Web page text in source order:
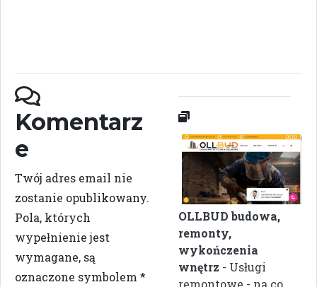
Komentarz
e
Twój adres email nie
zostanie opublikowany.
Pola, których
wypełnienie jest
wymagane, są
oznaczone symbolem *
OLLBUD budowa,
remonty,
wykończenia
wnętrz - Usługi
remontowe - na co